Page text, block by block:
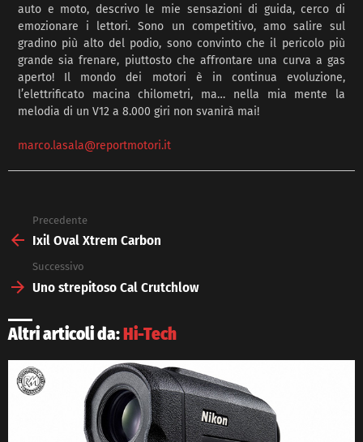
auto e moto, descrivo le mie sensazioni di guida, cerco di
emozionare i lettori. Sono un competitivo, amo salire sul
gradino più alto del podio, sono convinto che il pericolo più
grande sia frenare, piuttosto che affrontare una curva a gas
aperto! Il mondo dei motori è in continua evoluzione,
l’elettrificato macina chilometri, ma… nella mia mente la
melodia di un V12 a 8.000 giri non svanirà mai!
marco.lasala@reportmotori.it
more
Precedente
Ixil Oval Xtrem Carbon
Successivo
Uno strepitoso Cal Crutchlow
Altri articoli da:Hi-Tech